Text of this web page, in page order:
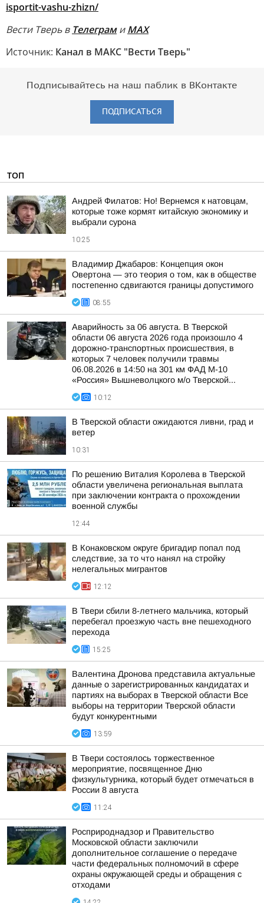
isportit-vashu-zhizn/
Вести Тверь в ТелеграмиMAX
Источник: Канал в МАКС "Вести Тверь"
Подписывайтесь на наш паблик в ВКонтакте
ПОДПИСАТЬСЯ
ТОП
Андрей Филатов: Но! Вернемся к натовцам,
которые тоже кормят китайскую экономику и
выбрали сурона
10:25
Владимир Джабаров: Концепция окон
Овертона — это теория о том, как в обществе
постепенно сдвигаются границы допустимого
08:55
Аварийность за 06 августа. В Тверской
области 06 августа 2026 года произошло 4
дорожно-транспортных происшествия, в
которых 7 человек получили травмы
06.08.2026 в 14:50 на 301 км ФАД М-10
«Россия» Вышневолцкого м/о Тверской...
10:12
В Тверской области ожидаются ливни, град и
ветер
10:31
По решению Виталия Королева в Тверской
области увеличена региональная выплата
при заключении контракта о прохождении
военной службы
12:44
В Конаковском округе бригадир попал под
следствие, за то что нанял на стройку
нелегальных мигрантов
12:12
В Твери сбили 8-летнего мальчика, который
перебегал проезжую часть вне пешеходного
перехода
15:25
Валентина Дронова представила актуальные
данные о зарегистрированных кандидатах и
партиях на выборах в Тверской области Все
выборы на территории Тверской области
будут конкурентными
13:59
В Твери состоялось торжественное
мероприятие, посвященное Дню
физкультурника, который будет отмечаться в
России 8 августа
11:24
Росприроднадзор и Правительство
Московской области заключили
дополнительное соглашение о передаче
части федеральных полномочий в сфере
охраны окружающей среды и обращения с
отходами